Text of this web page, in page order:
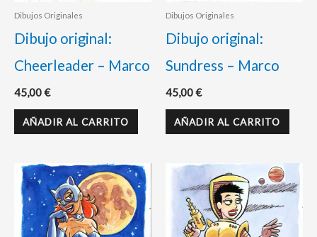
Dibujos Originales
Dibujo original:
Cheerleader – Marco
45,00€
AÑADIR AL CARRITO
Dibujos Originales
Dibujo original:
Sundress – Marco
45,00€
AÑADIR AL CARRITO